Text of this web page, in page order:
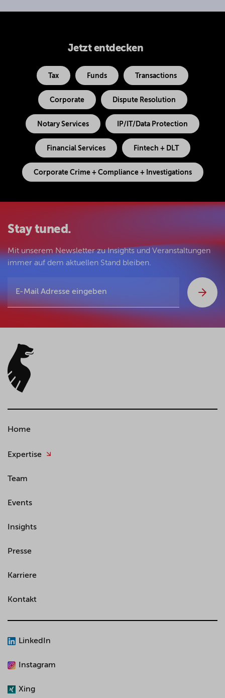
Jetzt entdecken
Tax Funds Transactions
Corporate Dispute Resolution
Notary Services IP/IT/Data Protection
Financial Services Fintech + DLT
Corporate Crime + Compliance + Investigations
Stay tuned.
Mit unserem Newsletter zu Insights und Veranstaltungen
immer auf dem aktuellen Stand bleiben.
Home
Expertise
Team
Events
Insights
Presse
Karriere
Kontakt
LinkedIn
Instagram
Xing